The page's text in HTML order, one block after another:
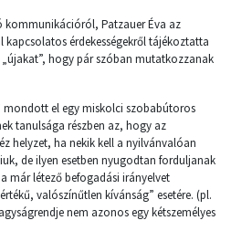
Patzauer Éva az
kapcsolatos érdekességekről tájékoztatta
hogy pár szóban mutatkozzanak
mondott el egy miskolci szobabútoros
tanulsága részben az, hogy az
helyzet, ha nekik kell a nyilvánvalóan
de ilyen esetben nyugodtan forduljanak
már létező befogadási irányelvet
valószínűtlen kívánság” esetére. (pl.
nem azonos egy kétszemélyes